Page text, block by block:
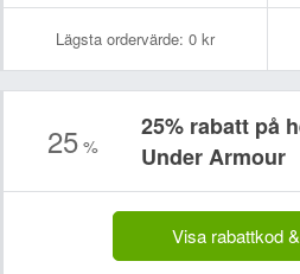
Lägsta ordervärde: 0 kr
25 %
25% rabatt på
Under Armour
Visa rabattkod